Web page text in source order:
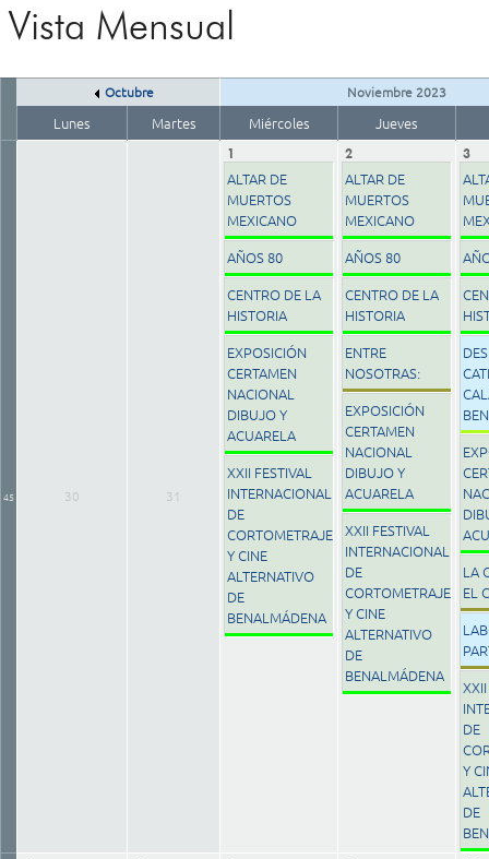
Vista Mensual
Octubre Noviembre 2023
Lunes Martes Miércoles Jueves
45 30 31
1
ALTAR DE
MUERTOS
MEXICANO
AÑOS 80
CENTRO DE LA
HISTORIA
EXPOSICIÓN
CERTAMEN
NACIONAL
DIBUJO Y
ACUARELA
XXII FESTIVAL
INTERNACIONAL
DE
CORTOMETRAJE
Y CINE
ALTERNATIVO
DE
BENALMÁDENA
2
ALTAR DE
MUERTOS
MEXICANO
AÑOS 80
CENTRO DE LA
HISTORIA
ENTRE
NOSOTRAS:
EXPOSICIÓN
CERTAMEN
NACIONAL
DIBUJO Y
ACUARELA
XXII FESTIVAL
INTERNACIONAL
DE
CORTOMETRAJE
Y CINE
ALTERNATIVO
DE
BENALMÁDENA
3
LA
EL
DE
Y
DE